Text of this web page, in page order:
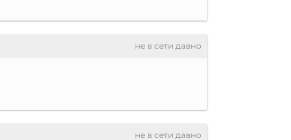
не в сети давно
не в сети давно